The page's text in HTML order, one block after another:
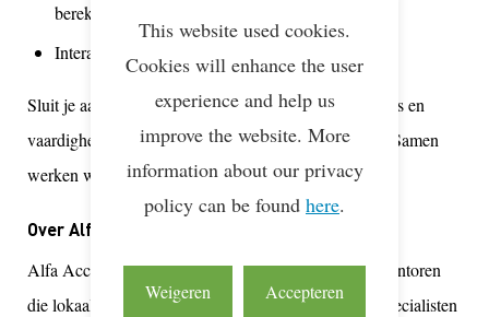
berekeningen;
Interactieve discussies en Q&A sessies.
Sluit je aan bij de break-out sessie en versterk je kennis en
vaardigheden op het gebied van CO2-berekeningen. Samen
werken we aan een duurzamere toekomst!
Over Alfa Accountants
Alfa Accountants en Adviseurs is een netwerk van kantoren
die lokaal betrokken zijn. Met actief meedenkende specialisten
This website used cookies.
Cookies will enhance the user
experience and help us
improve the website. More
information about our privacy
policy can be found here.
Weigeren Accepteren